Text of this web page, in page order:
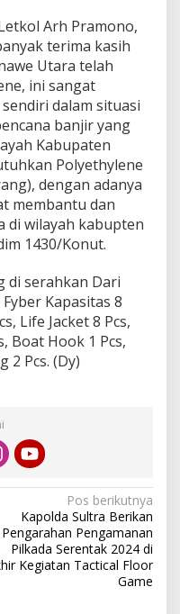
Arh Pramono,
terima kasih
Utara telah
ini sangat
dalam situasi
banjir yang
Kabupaten
Polyethylene
dengan adanya
membantu dan
di wilayah kabupten
1430/Konut.
di serahkan Dari
Kapasitas 8
Life Jacket 8 Pcs,
Boat Hook 1 Pcs,
2 Pcs. (Dy)
Pos berikutnya
Kapolda Sultra Berikan
Pengarahan Pengamanan
Pilkada Serentak 2024 di
Kegiatan Tactical Floor
Game